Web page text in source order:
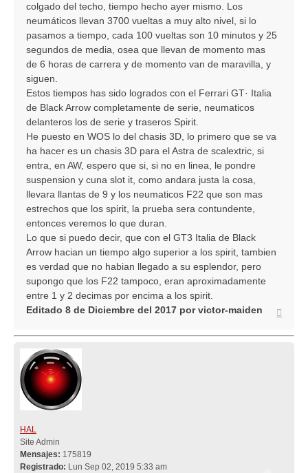
colgado del techo, tiempo hecho ayer mismo. Los
neumáticos llevan 3700 vueltas a muy alto nivel, si lo
pasamos a tiempo, cada 100 vueltas son 10 minutos y 25
segundos de media, osea que llevan de momento mas
de 6 horas de carrera y de momento van de maravilla, y
siguen.
Estos tiempos has sido logrados con el Ferrari GT· Italia
de Black Arrow completamente de serie, neumaticos
delanteros los de serie y traseros Spirit.
He puesto en WOS lo del chasis 3D, lo primero que se va
ha hacer es un chasis 3D para el Astra de scalextric, si
entra, en AW, espero que si, si no en linea, le pondre
suspension y cuna slot it, como andara justa la cosa,
llevara llantas de 9 y los neumaticos F22 que son mas
estrechos que los spirit, la prueba sera contundente,
entonces veremos lo que duran.
Lo que si puedo decir, que con el GT3 Italia de Black
Arrow hacian un tiempo algo superior a los spirit, tambien
es verdad que no habian llegado a su esplendor, pero
supongo que los F22 tampoco, eran aproximadamente
entre 1 y 2 decimas por encima a los spirit.
Editado 8 de Diciembre del 2017 por victor-maiden
HAL
Site Admin
Mensajes: 175819
Registrado: Lun Sep 02, 2019 5:33 am